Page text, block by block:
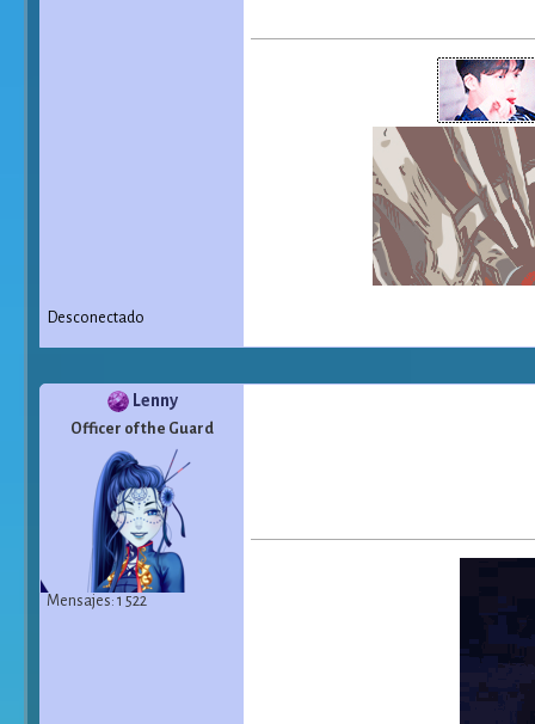
Desconectado
Lenny
Officer of the Guard
Mensajes: 1 522